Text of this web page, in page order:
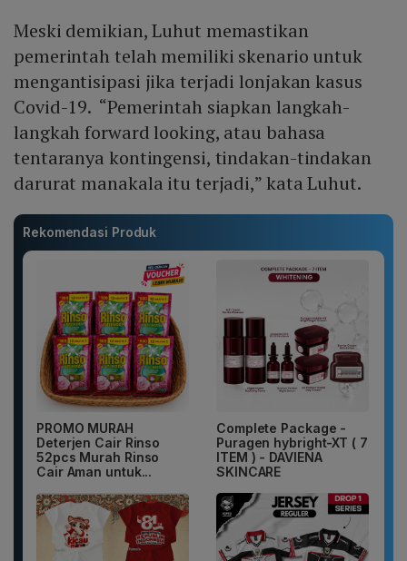
Meski demikian, Luhut memastikan
pemerintah telah memiliki skenario untuk
mengantisipasi jika terjadi lonjakan kasus
Covid-19. “Pemerintah siapkan langkah-
langkah forward looking, atau bahasa
tentaranya kontingensi, tindakan-tindakan
darurat manakala itu terjadi,” kata Luhut.
Rekomendasi Produk
PROMO MURAH
Deterjen Cair Rinso
52pcs Murah Rinso
Cair Aman untuk...
Complete Package -
Puragen hybright-XT ( 7
ITEM ) - DAVIENA
SKINCARE